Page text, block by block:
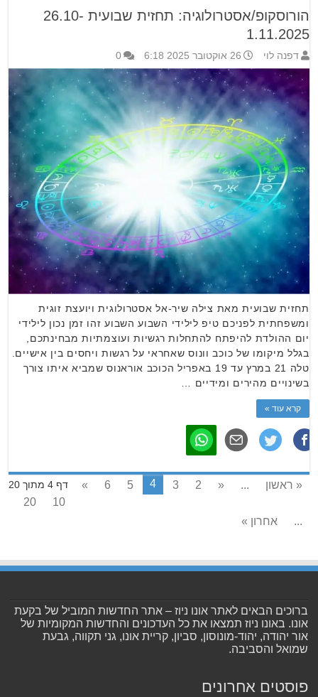
הורוסקופ/אסטרולוגיה: תחזית שבועית 26.10-
1.11.2025
דפנה לוי 26 אוקטובר 2025 6:18 0
תחזית שבועית מאת צילה שיר-אל אסטרולוגית ויועצת זוגית
ומשפחתית לפניכם טיפ לילידי השבוע השבוע זהו זמן נכון לילידי
יום ההולדת להיפתח להתחלות רגשיות ועוצמתיות מבחינתכם,
בגלל מיקומו של כוכב וונוס שאחראי על רגשות ויחסים בין אישיים.
טלה 21 במרץ עד 19 באפריל הכוכב אוראנוס שמביא איתו צורך
בשינויים מהירים ומידיים …
קרא עוד »
דף 4 מתוך 20 « ראשון ...
«
2
3
4
5
6
»
10
20
...
אחרון »
ברוכים הבאים לאתר אונו ניוז – אתר החדשות המוביל של בקעת
אונו. באונו ניוז תמצאו את כל העדכונים והחדשות המקומיות של
אור יהודה, יהוד-מונוסון, סביון, קריית אונו, גני תקווה, גבעת
שמואל והסביבה.
פוסטים אחרונים